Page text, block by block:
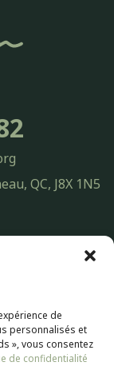
de
personnalisés et
», vous consentez
de confidentialité
QC, J8X 1N5
Pop Inc